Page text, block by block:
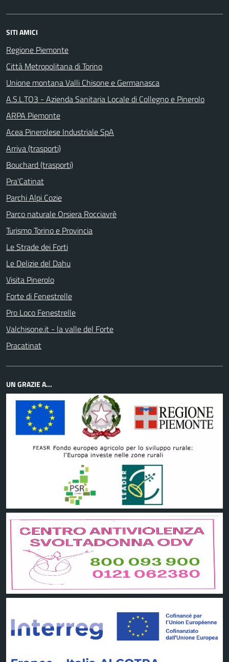
SITI AMICI
Regione Piemonte
Città Metropolitana di Torino
Unione montana Valli Chisone e Germanasca
A.S.L.TO3 - Azienda Sanitaria Locale di Collegno e Pinerolo
ARPA Piemonte
Acea Pinerolese Industriale SpA
Arriva (trasporti)
Bouchard (trasporti)
Pra'Catinat
Parchi Alpi Cozie
Parco naturale Orsiera Rocciavrè
Turismo Torino e Provincia
Le Strade dei Forti
Le Delizie del Dahu
Visita Pinerolo
Forte di Fenestrelle
Pro Loco Fenestrelle
Valchisone.it - la valle del Forte
Pracatinat
UN GRAZIE A...